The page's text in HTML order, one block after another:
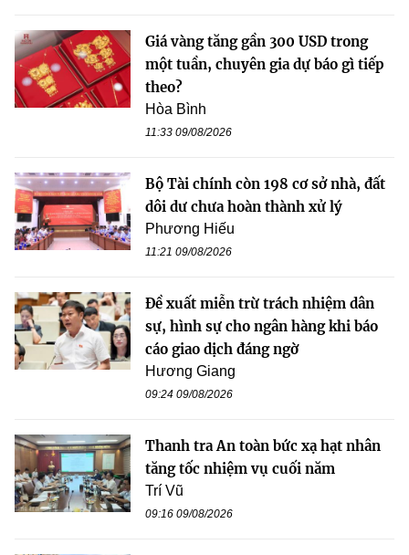
Giá vàng tăng gần 300 USD trong
một tuần, chuyên gia dự báo gì tiếp
theo?
Hòa Bình
11:33 09/08/2026
Bộ Tài chính còn 198 cơ sở nhà, đất
dôi dư chưa hoàn thành xử lý
Phương Hiếu
11:21 09/08/2026
Đề xuất miễn trừ trách nhiệm dân
sự, hình sự cho ngân hàng khi báo
cáo giao dịch đáng ngờ
Hương Giang
09:24 09/08/2026
Thanh tra An toàn bức xạ hạt nhân
tăng tốc nhiệm vụ cuối năm
Trí Vũ
09:16 09/08/2026